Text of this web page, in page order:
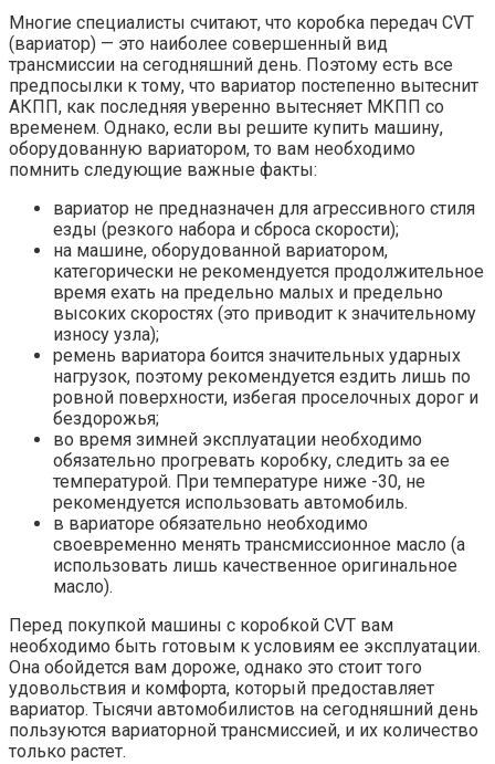
Многие специалисты считают, что коробка передач CVT
(вариатор) — это наиболее совершенный вид
трансмиссии на сегодняшний день. Поэтому есть все
предпосылки к тому, что вариатор постепенно вытеснит
АКПП, как последняя уверенно вытесняет МКПП со
временем. Однако, если вы решите купить машину,
оборудованную вариатором, то вам необходимо
помнить следующие важные факты:
вариатор не предназначен для агрессивного стиля
езды (резкого набора и сброса скорости);
на машине, оборудованной вариатором,
категорически не рекомендуется продолжительное
время ехать на предельно малых и предельно
высоких скоростях (это приводит к значительному
износу узла);
ремень вариатора боится значительных ударных
нагрузок, поэтому рекомендуется ездить лишь по
ровной поверхности, избегая проселочных дорог и
бездорожья;
во время зимней эксплуатации необходимо
обязательно прогревать коробку, следить за ее
температурой. При температуре ниже -30, не
рекомендуется использовать автомобиль.
в вариаторе обязательно необходимо
своевременно менять трансмиссионное масло (а
использовать лишь качественное оригинальное
масло).
Перед покупкой машины с коробкой CVT вам
необходимо быть готовым к условиям ее эксплуатации.
Она обойдется вам дороже, однако это стоит того
удовольствия и комфорта, который предоставляет
вариатор. Тысячи автомобилистов на сегодняшний день
пользуются вариаторной трансмиссией, и их количество
только растет.